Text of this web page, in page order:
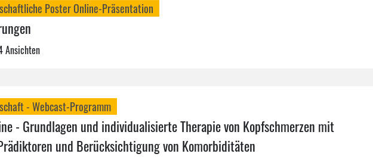
Poster Online-Präsentation
Ansichten
- Webcast-Programm
- Grundlagen und individualisierte Therapie von Kopfschmerzen mit
und Berücksichtigung von Komorbiditäten